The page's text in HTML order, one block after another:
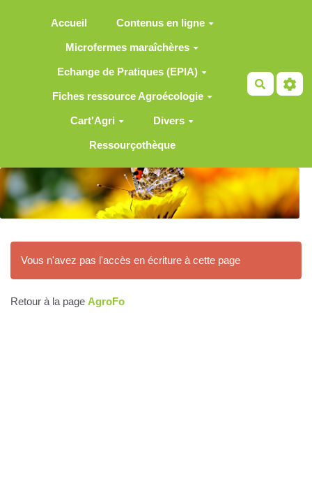
Accueil Contenus en ligne
Microfermes maraîchères
Echange de Pratiques (EPIA)
Fiches ressource Agroécologie
Cart'Agri Divers
Ressourçothèque
Vous n'avez pas l'accès en écriture à cette page
Retour à la page AgroFo